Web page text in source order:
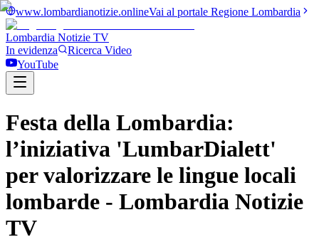
www.lombardianotizie.onlineVai al portale Regione Lombardia
Lombardia Notizie TV
In evidenza
Ricerca Video
YouTube
Festa della Lombardia:
l’iniziativa 'LumbarDialett'
per valorizzare le lingue locali
lombarde - Lombardia Notizie
TV